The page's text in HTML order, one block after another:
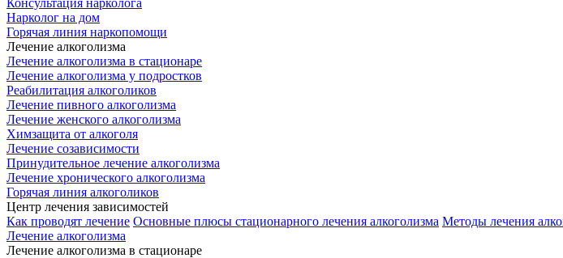
Консультация нарколога
Нарколог на дом
Горячая линия наркопомощи
Лечение алкоголизма
Лечение алкоголизма в стационаре
Лечение алкоголизма у подростков
Реабилитация алкоголиков
Лечение пивного алкоголизма
Лечение женского алкоголизма
Химзащита от алкоголя
Лечение созависимости
Принудительное лечение алкоголизма
Лечение хронического алкоголизма
Горячая линия алкоголиков
Центр лечения зависимостей
Как проводят лечение Основные плюсы стационарного лечения алкоголизма Методы лечения
Лечение алкоголизма
Лечение алкоголизма в стационаре